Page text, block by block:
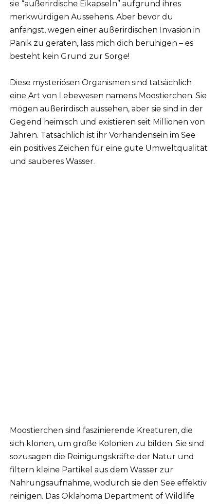
sie “außerirdische Eikapseln” aufgrund ihres
merkwürdigen Aussehens. Aber bevor du
anfängst, wegen einer außerirdischen Invasion in
Panik zu geraten, lass mich dich beruhigen – es
besteht kein Grund zur Sorge!
Diese mysteriösen Organismen sind tatsächlich
eine Art von Lebewesen namens Moostierchen. Sie
mögen außerirdisch aussehen, aber sie sind in der
Gegend heimisch und existieren seit Millionen von
Jahren. Tatsächlich ist ihr Vorhandensein im See
ein positives Zeichen für eine gute Umweltqualität
und sauberes Wasser.
Moostierchen sind faszinierende Kreaturen, die
sich klonen, um große Kolonien zu bilden. Sie sind
sozusagen die Reinigungskräfte der Natur und
filtern kleine Partikel aus dem Wasser zur
Nahrungsaufnahme, wodurch sie den See effektiv
reinigen. Das Oklahoma Department of Wildlife